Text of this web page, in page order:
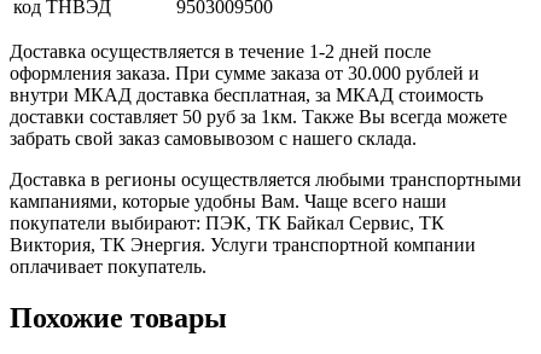
код ТНВЭД
9503009500
Доставка осуществляется в течение 1-2 дней после
оформления заказа. При сумме заказа от 30.000 рублей и
внутри МКАД доставка бесплатная, за МКАД стоимость
доставки составляет 50 руб за 1км. Также Вы всегда можете
забрать свой заказ самовывозом с нашего склада.
Доставка в регионы осуществляется любыми транспортными
кампаниями, которые удобны Вам. Чаще всего наши
покупатели выбирают: ПЭК, ТК Байкал Сервис, ТК
Виктория, ТК Энергия. Услуги транспортной компании
оплачивает покупатель.
Похожие товары